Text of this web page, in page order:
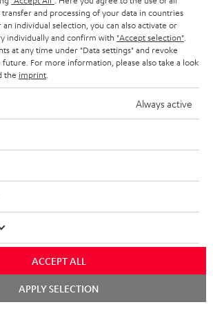
Kaufberatung
217 84 217
08:00 – 19:00 Uhr
und Feiertage geschlossen
Fragen
Finder
im Store beraten.
transfer and processing of your data in countries
an individual selection, you can also activate or
individually and confirm with "Accept selection"
at any time under "Data settings" and revoke
For more information, please also take a look
the imprint
Always active
ACCEPT ALL
APPLY SELECTION